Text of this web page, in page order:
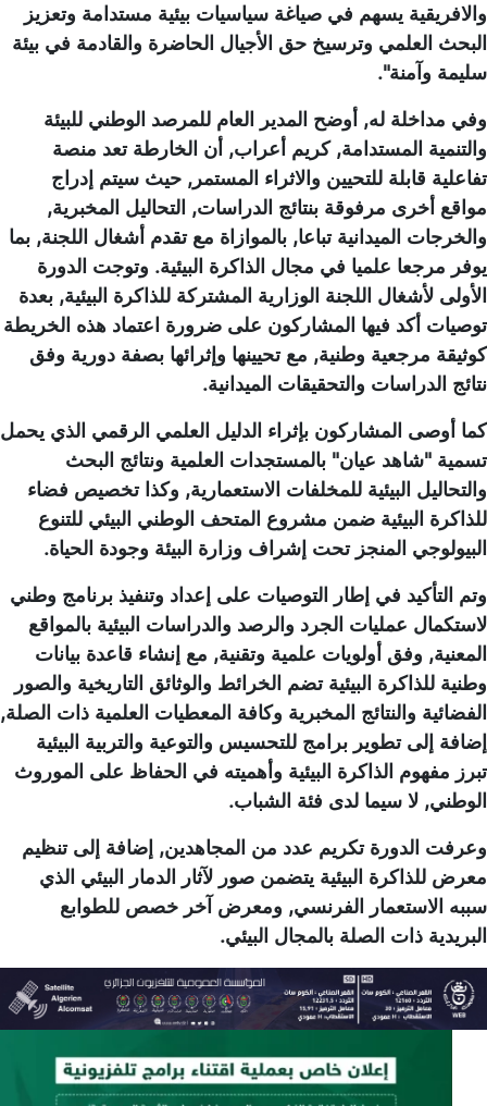
والافريقية يسهم في صياغة سياسيات بيئية مستدامة وتعزيز
البحث العلمي وترسيخ حق الأجيال الحاضرة والقادمة في بيئة
سليمة وآمنة".
وفي مداخلة له, أوضح المدير العام للمرصد الوطني للبيئة
والتنمية المستدامة, كريم أعراب, أن الخارطة تعد منصة
تفاعلية قابلة للتحيين والاثراء المستمر, حيث سيتم إدراج
مواقع أخرى مرفوقة بنتائج الدراسات, التحاليل المخبرية,
والخرجات الميدانية تباعا, بالموازاة مع تقدم أشغال اللجنة, بما
يوفر مرجعا علميا في مجال الذاكرة البيئية. وتوجت الدورة
الأولى لأشغال اللجنة الوزارية المشتركة للذاكرة البيئية, بعدة
توصيات أكد فيها المشاركون على ضرورة اعتماد هذه الخريطة
كوثيقة مرجعية وطنية, مع تحيينها وإثرائها بصفة دورية وفق
نتائج الدراسات والتحقيقات الميدانية.
كما أوصى المشاركون بإثراء الدليل العلمي الرقمي الذي يحمل
تسمية "شاهد عيان" بالمستجدات العلمية ونتائج البحث
والتحاليل البيئية للمخلفات الاستعمارية, وكذا تخصيص فضاء
للذاكرة البيئية ضمن مشروع المتحف الوطني البيئي للتنوع
البيولوجي المنجز تحت إشراف وزارة البيئة وجودة الحياة.
وتم التأكيد في إطار التوصيات على إعداد وتنفيذ برنامج وطني
لاستكمال عمليات الجرد والرصد والدراسات البيئية بالمواقع
المعنية, وفق أولويات علمية وتقنية, مع إنشاء قاعدة بيانات
وطنية للذاكرة البيئية تضم الخرائط والوثائق التاريخية والصور
الفضائية والنتائج المخبرية وكافة المعطيات العلمية ذات الصلة,
إضافة إلى تطوير برامج للتحسيس والتوعية والتربية البيئية
تبرز مفهوم الذاكرة البيئية وأهميته في الحفاظ على الموروث
الوطني, لا سيما لدى فئة الشباب.
وعرفت الدورة تكريم عدد من المجاهدين, إضافة إلى تنظيم
معرض للذاكرة البيئية يتضمن صور لآثار الدمار البيئي الذي
سببه الاستعمار الفرنسي, ومعرض آخر خصص للطوابع
البريدية ذات الصلة بالمجال البيئي.